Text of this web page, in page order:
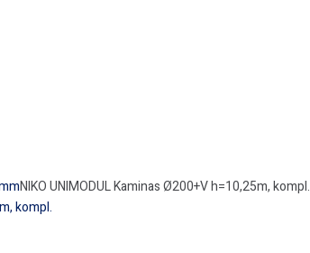
NIKO UNIMODUL Kaminas Ø200+V h=10,25m, kompl.